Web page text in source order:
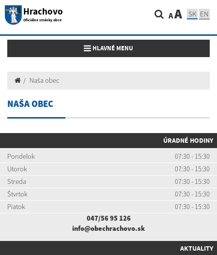
Hrachovo
Oficiálne stránky obce AA SK EN
Toggle navigation
HLAVNÉ MENU
Naša obec
NAŠA OBEC
ÚRADNÉ HODINY
Pondelok
07:30 - 15:30
Utorok
07:30 - 15:30
Streda
07:30 - 15:30
Štvrtok
07:30 - 15:30
Piatok
07:30 - 15:30
047/56 95 126
info@obechrachovo.sk
AKTUALITY